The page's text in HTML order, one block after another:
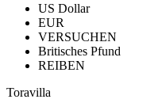
US Dollar
EUR
VERSUCHEN
Britisches Pfund
REIBEN
Toravilla